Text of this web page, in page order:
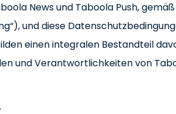
News und Taboola Push,
und diese
einen integralen Bestandteil
und Verantwortlichkeiten von